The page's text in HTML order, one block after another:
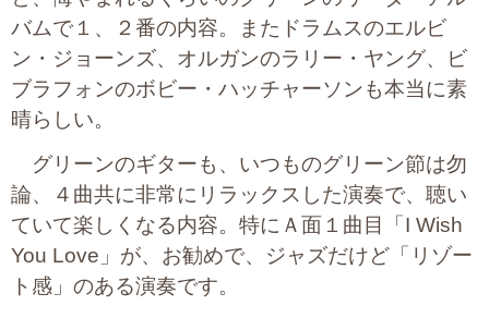
バムで１、２番の内容。またドラムスのエルビ
ン・ジョーンズ、オルガンのラリー・ヤング、ビ
ブラフォンのボビー・ハッチャーソンも本当に素
晴らしい。
グリーンのギターも、いつものグリーン節は勿
論、４曲共に非常にリラックスした演奏で、聴い
ていて楽しくなる内容。特にＡ面１曲目「I Wish
You Love」が、お勧めで、ジャズだけど「リゾー
ト感」のある演奏です。